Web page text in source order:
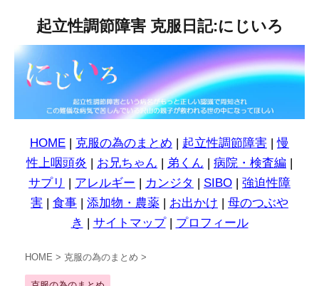
起立性調節障害 克服日記:にじいろ
HOME | 克服の為のまとめ | 起立性調節障害 |慢
性上咽頭炎 | お兄ちゃん | 弟くん | 病院・検査編 |
サプリ | アレルギー | カンジタ | SIBO | 強迫性障
害 | 食事 | 添加物・農薬 | お出かけ | 母のつぶや
き | サイトマップ| プロフィール
HOME > 克服の為のまとめ >